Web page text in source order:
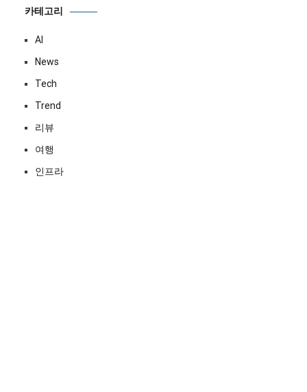
카테고리
AI
News
Tech
Trend
리뷰
여행
인프라